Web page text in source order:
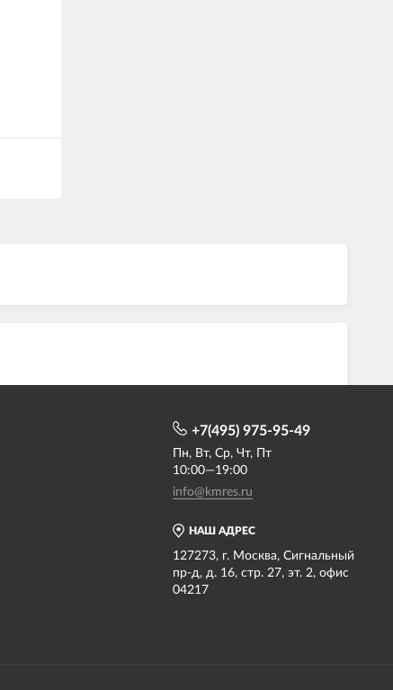
НАШ АДРЕС
127273, г. Москва, Сигнальный
пр-д, д. 16, стр. 27, эт. 2, офис
04217
+7(495) 975-95-49
Пн, Вт, Ср, Чт, Пт
10:00—19:00
info@kmres.ru